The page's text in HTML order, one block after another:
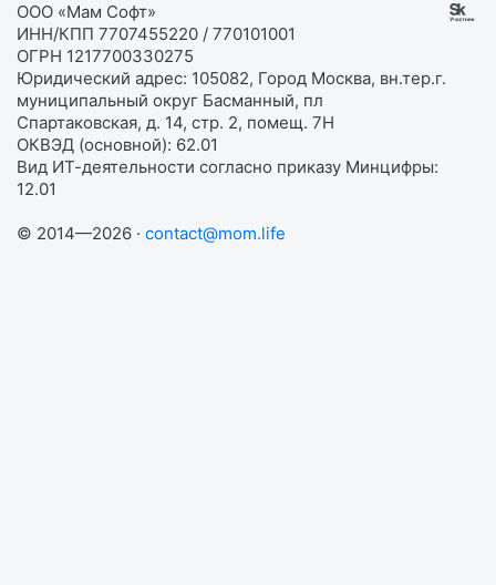
ООО «Мам Софт»
ИНН/КПП 7707455220 / 770101001
ОГРН 1217700330275
Юридический адрес: 105082, Город Москва, вн.тер.г.
муниципальный округ Басманный, пл
Спартаковская, д. 14, стр. 2, помещ. 7Н
ОКВЭД (основной): 62.01
Вид ИТ-деятельности согласно приказу Минцифры:
12.01
© 2014—2026 · contact@mom.life